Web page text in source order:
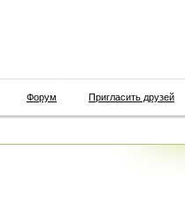
Форум Пригласить друзей